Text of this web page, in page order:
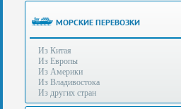
до
21:30)
Таможенное
оформление
грузов
аэропортах
Москвы
МОРСКИЕ ПЕРЕВОЗКИ
Из Китая
Из Европы
Из Америки
Из Владивостока
Из других стран